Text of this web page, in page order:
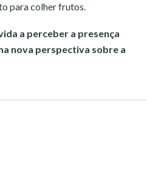
para colher frutos.
a perceber a presença
nova perspectiva sobre a